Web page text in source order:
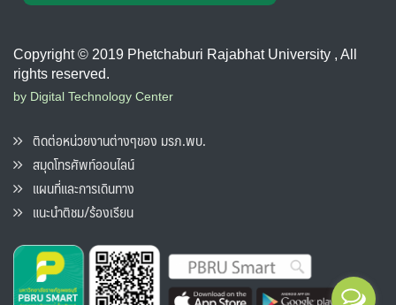
Copyright © 2019 Phetchaburi Rajabhat University , All
rights reserved.
by Digital Technology Center
ติดต่อหน่วยงานต่างๆของ มรภ.พบ.
สมุดโทรศัพท์ออนไลน์
แผนที่และการเดินทาง
แนะนำติชม/ร้องเรียน